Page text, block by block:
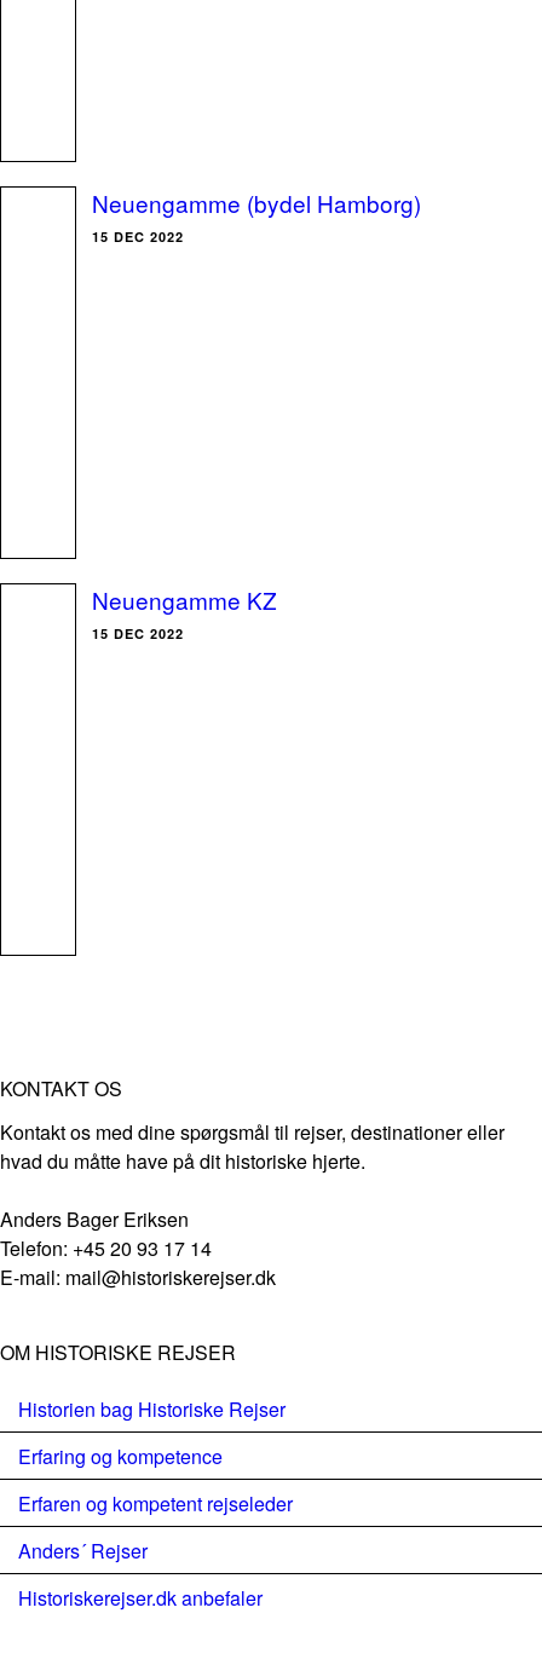
Neuengamme (bydel Hamborg)
15 DEC 2022
Neuengamme KZ
15 DEC 2022
KONTAKT OS
Kontakt os med dine spørgsmål til rejser, destinationer eller
hvad du måtte have på dit historiske hjerte.
Anders Bager Eriksen
Telefon: +45 20 93 17 14
E-mail: mail@historiskerejser.dk
OM HISTORISKE REJSER
Historien bag Historiske Rejser
Erfaring og kompetence
Erfaren og kompetent rejseleder
Anders´ Rejser
Historiskerejser.dk anbefaler